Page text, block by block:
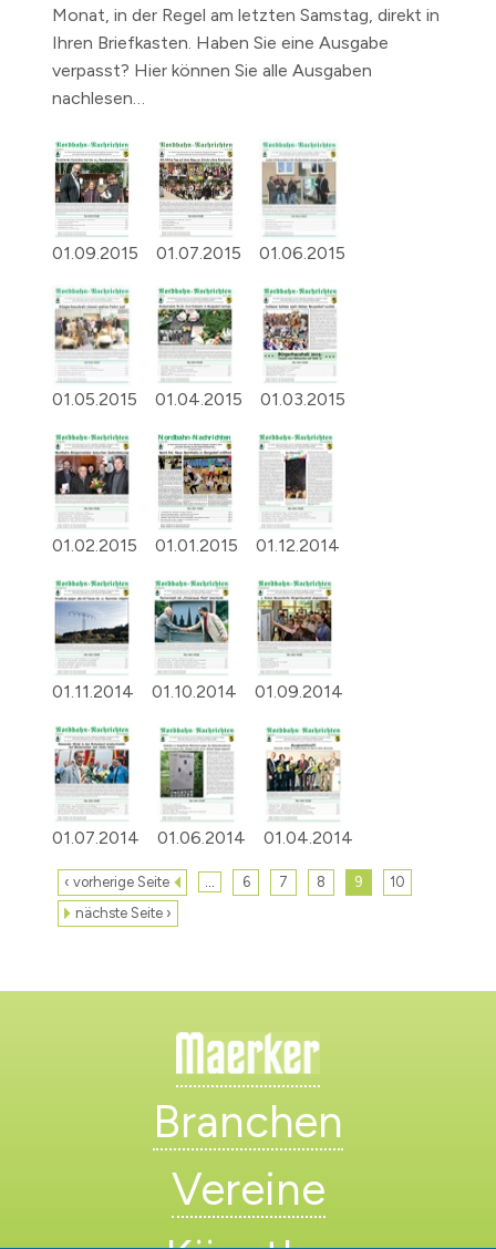
Monat, in der Regel am letzten Samstag, direkt in
Ihren Briefkasten. Haben Sie eine Ausgabe
verpasst? Hier können Sie alle Ausgaben
nachlesen…
01.09.2015 01.07.2015 01.06.2015
01.05.2015 01.04.2015 01.03.2015
01.02.2015 01.01.2015 01.12.2014
01.11.2014 01.10.2014 01.09.2014
01.07.2014 01.06.2014 01.04.2014
‹ vorherige Seite … 6 7 8 9
10
nächste Seite ›
Branchen
Vereine